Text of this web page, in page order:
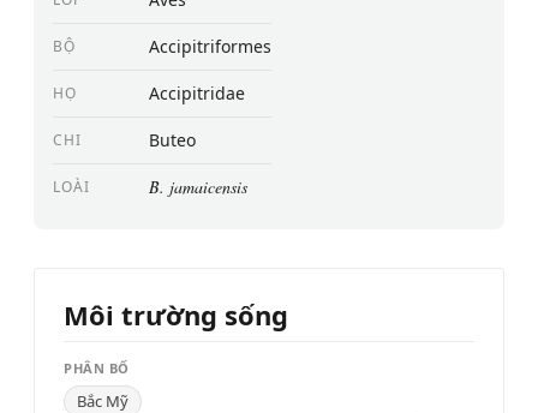
BỘ Accipitriformes
HỌ Accipitridae
CHI Buteo
LOÀI B. jamaicensis
Môi trường sống
PHÂN BỐ
Bắc Mỹ